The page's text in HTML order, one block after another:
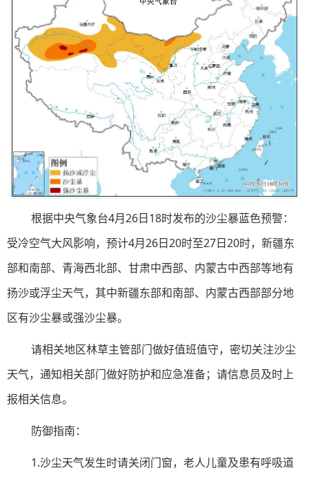
根据中央气象台4月26日18时发布的沙尘暴蓝色预警：
受冷空气大风影响，预计4月26日20时至27日20时，新疆东
部和南部、青海西北部、甘肃中西部、内蒙古中西部等地有
扬沙或浮尘天气，其中新疆东部和南部、内蒙古西部部分地
区有沙尘暴或强沙尘暴。
请相关地区林草主管部门做好值班值守，密切关注沙尘
天气，通知相关部门做好防护和应急准备；请信息员及时上
报相关信息。
防御指南：
1.沙尘天气发生时请关闭门窗，老人儿童及患有呼吸道